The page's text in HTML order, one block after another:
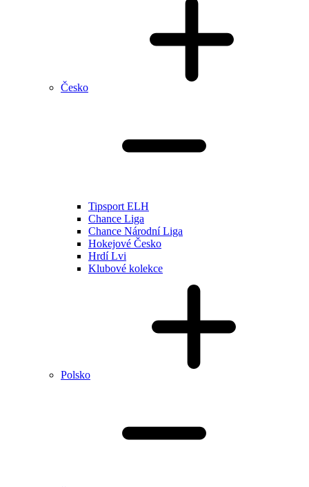
Česko
Tipsport ELH
Chance Liga
Chance Národní Liga
Hokejové Česko
Hrdí Lvi
Klubové kolekce
Polsko